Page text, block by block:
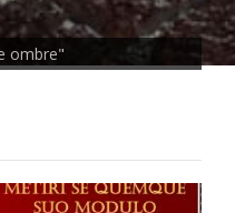
ombre"